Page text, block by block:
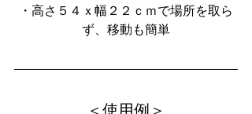
・高さ５４ｘ幅２２ｃｍで場所を取ら
ず、移動も簡単
＜使用例＞